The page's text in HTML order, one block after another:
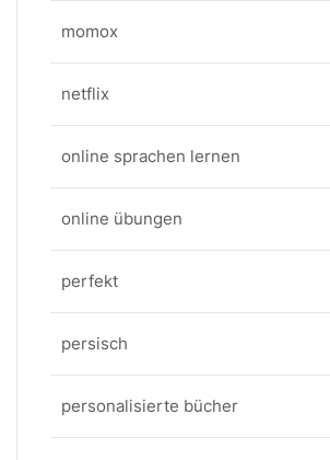
momox
netflix
online sprachen lernen
online übungen
perfekt
persisch
personalisierte bücher